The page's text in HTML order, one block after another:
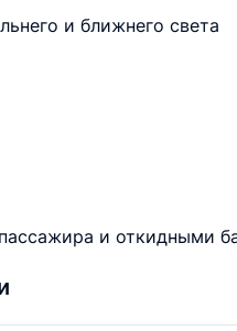
и ближнего света
и откидными